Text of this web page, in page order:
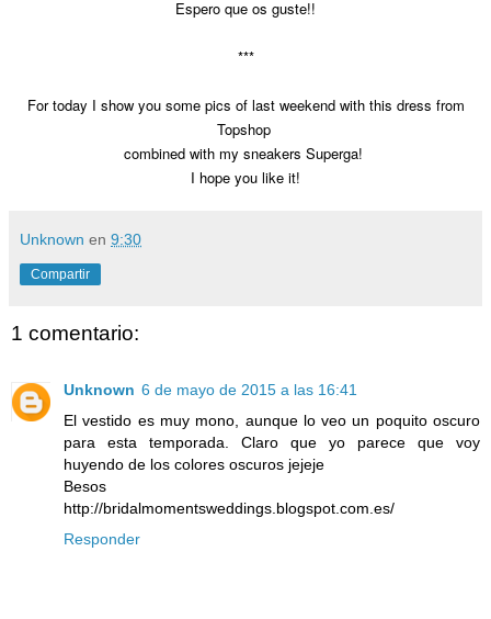
Espero que os guste!!
***
For today I show you some pics of last weekend with this dress from
Topshop
combined with my sneakers Superga!
I hope you like it!
Unknown en 9:30
Compartir
1 comentario:
Unknown 6 de mayo de 2015 a las 16:41
El vestido es muy mono, aunque lo veo un poquito oscuro
para esta temporada. Claro que yo parece que voy
huyendo de los colores oscuros jejeje
Besos
http://bridalmomentsweddings.blogspot.com.es/
Responder